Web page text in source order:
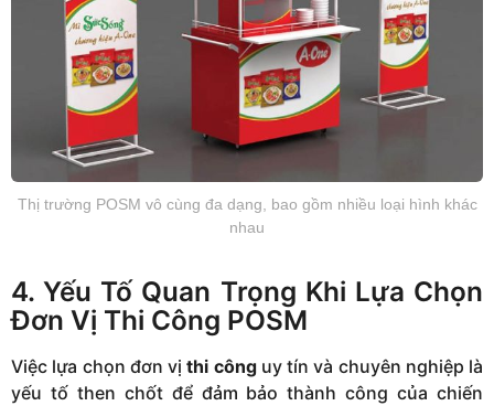
Thị trường POSM vô cùng đa dạng, bao gồm nhiều loại hình khác
nhau
4. Yếu Tố Quan Trọng Khi Lựa Chọn
Đơn Vị Thi Công POSM
Việc lựa chọn đơn vịthi công uy tín và chuyên nghiệp là
yếu tố then chốt để đảm bảo thành công của chiến